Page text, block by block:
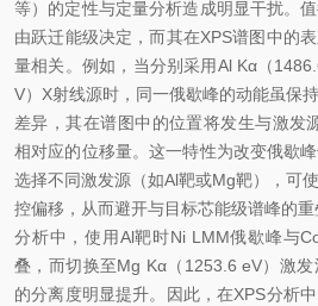
等）的定性与定量分析造成明显干扰。
由跃迁能级决定，而其在XPS谱图中的
量相关。例如，当分别采用Al Kα（
V）X射线源时，同一俄歇峰的动能虽保
差异，其在谱图中的位置将发生与激发
相对应的位移量。这一特性为改变俄歇
选择不同激发源（如Al靶或Mg靶），可
控偏移，从而避开与目标芯能级谱峰的
分析中，使用Al靶时Ni LMM俄歇峰与
叠，而切换至Mg Kα（1253.6 eV）激
的分离度明显提升。因此，在XPS分析